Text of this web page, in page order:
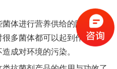
体进行营养供给的阻拦，所
多菌体都可以起到作用，这
成对环境的污染。